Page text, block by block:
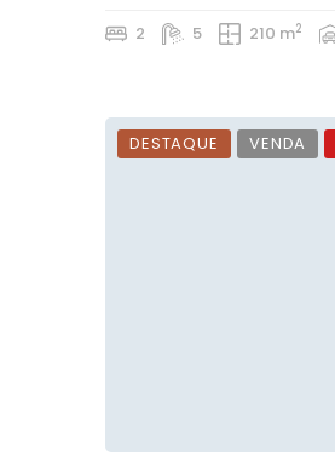
2 5 210 m2
DESTAQUE VENDA